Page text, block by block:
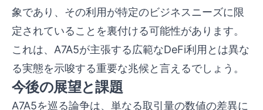
象であり、その利用が特定のビジネスニーズに限
定されていることを裏付ける可能性があります。
これは、A7A5が主張する広範なDeFi利用とは異な
る実態を示唆する重要な兆候と言えるでしょう。
今後の展望と課題
A7A5を巡る論争は、単なる取引量の数値の差異に